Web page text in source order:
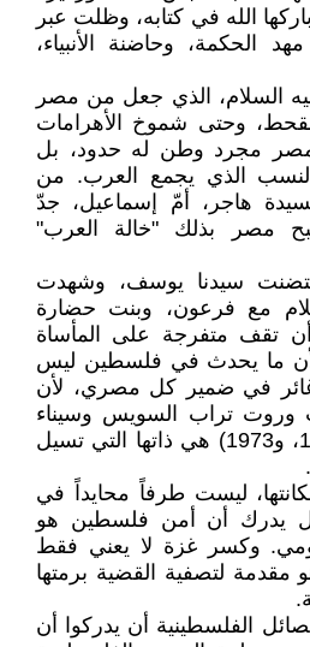
الله في كتابه، وظلت عبر
الحكمة، وحاضنة الأنبياء،
السلام، الذي جعل من مصر
وحتى شموخ الأهرامات
مجرد وطن له حدود، بل
الذي يجمع العرب. من
هاجر، أمّ إسماعيل، جدّ
مصر بذلك "خالة العرب"
سيدنا يوسف، وشهدت
مع فرعون، وبنت حضارة
تقف متفرجة على المأساة
ما يحدث في فلسطين ليس
في ضمير كل مصري، لأن
وروت تراب السويس وسيناء
في معارك، (1948، 1956، و1973) هي ذاتها التي تسيل
ليست طرفاً محايداً في
يدرك أن أمن فلسطين هو
وكسر غزة لا يعني فقط
مقدمة لتصفية القضية برمتها
الفلسطينية أن يدركوا أن